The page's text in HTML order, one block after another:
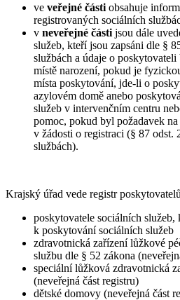
ve veřejné části obsahuje
registrovaných sociálních
v neveřejné části jsou dále
služeb, kteří jsou zapsáni dle §
službách a údaje o
místě narození, pokud je
místa poskytování, jde-li o
azylovém domě anebo
služeb v intervenčním centru
pomoc, pokud byl požadavek
v žádosti o registraci (§ 87 odst.
službách).
Krajský úřad vede registr
poskytovatele sociálních
k poskytování sociálních služeb
zdravotnická zařízení lůžkové
službu dle § 52 zákona
speciální lůžková zdravotnická
(neveřejná část registru)
dětské domovy (neveřejná část